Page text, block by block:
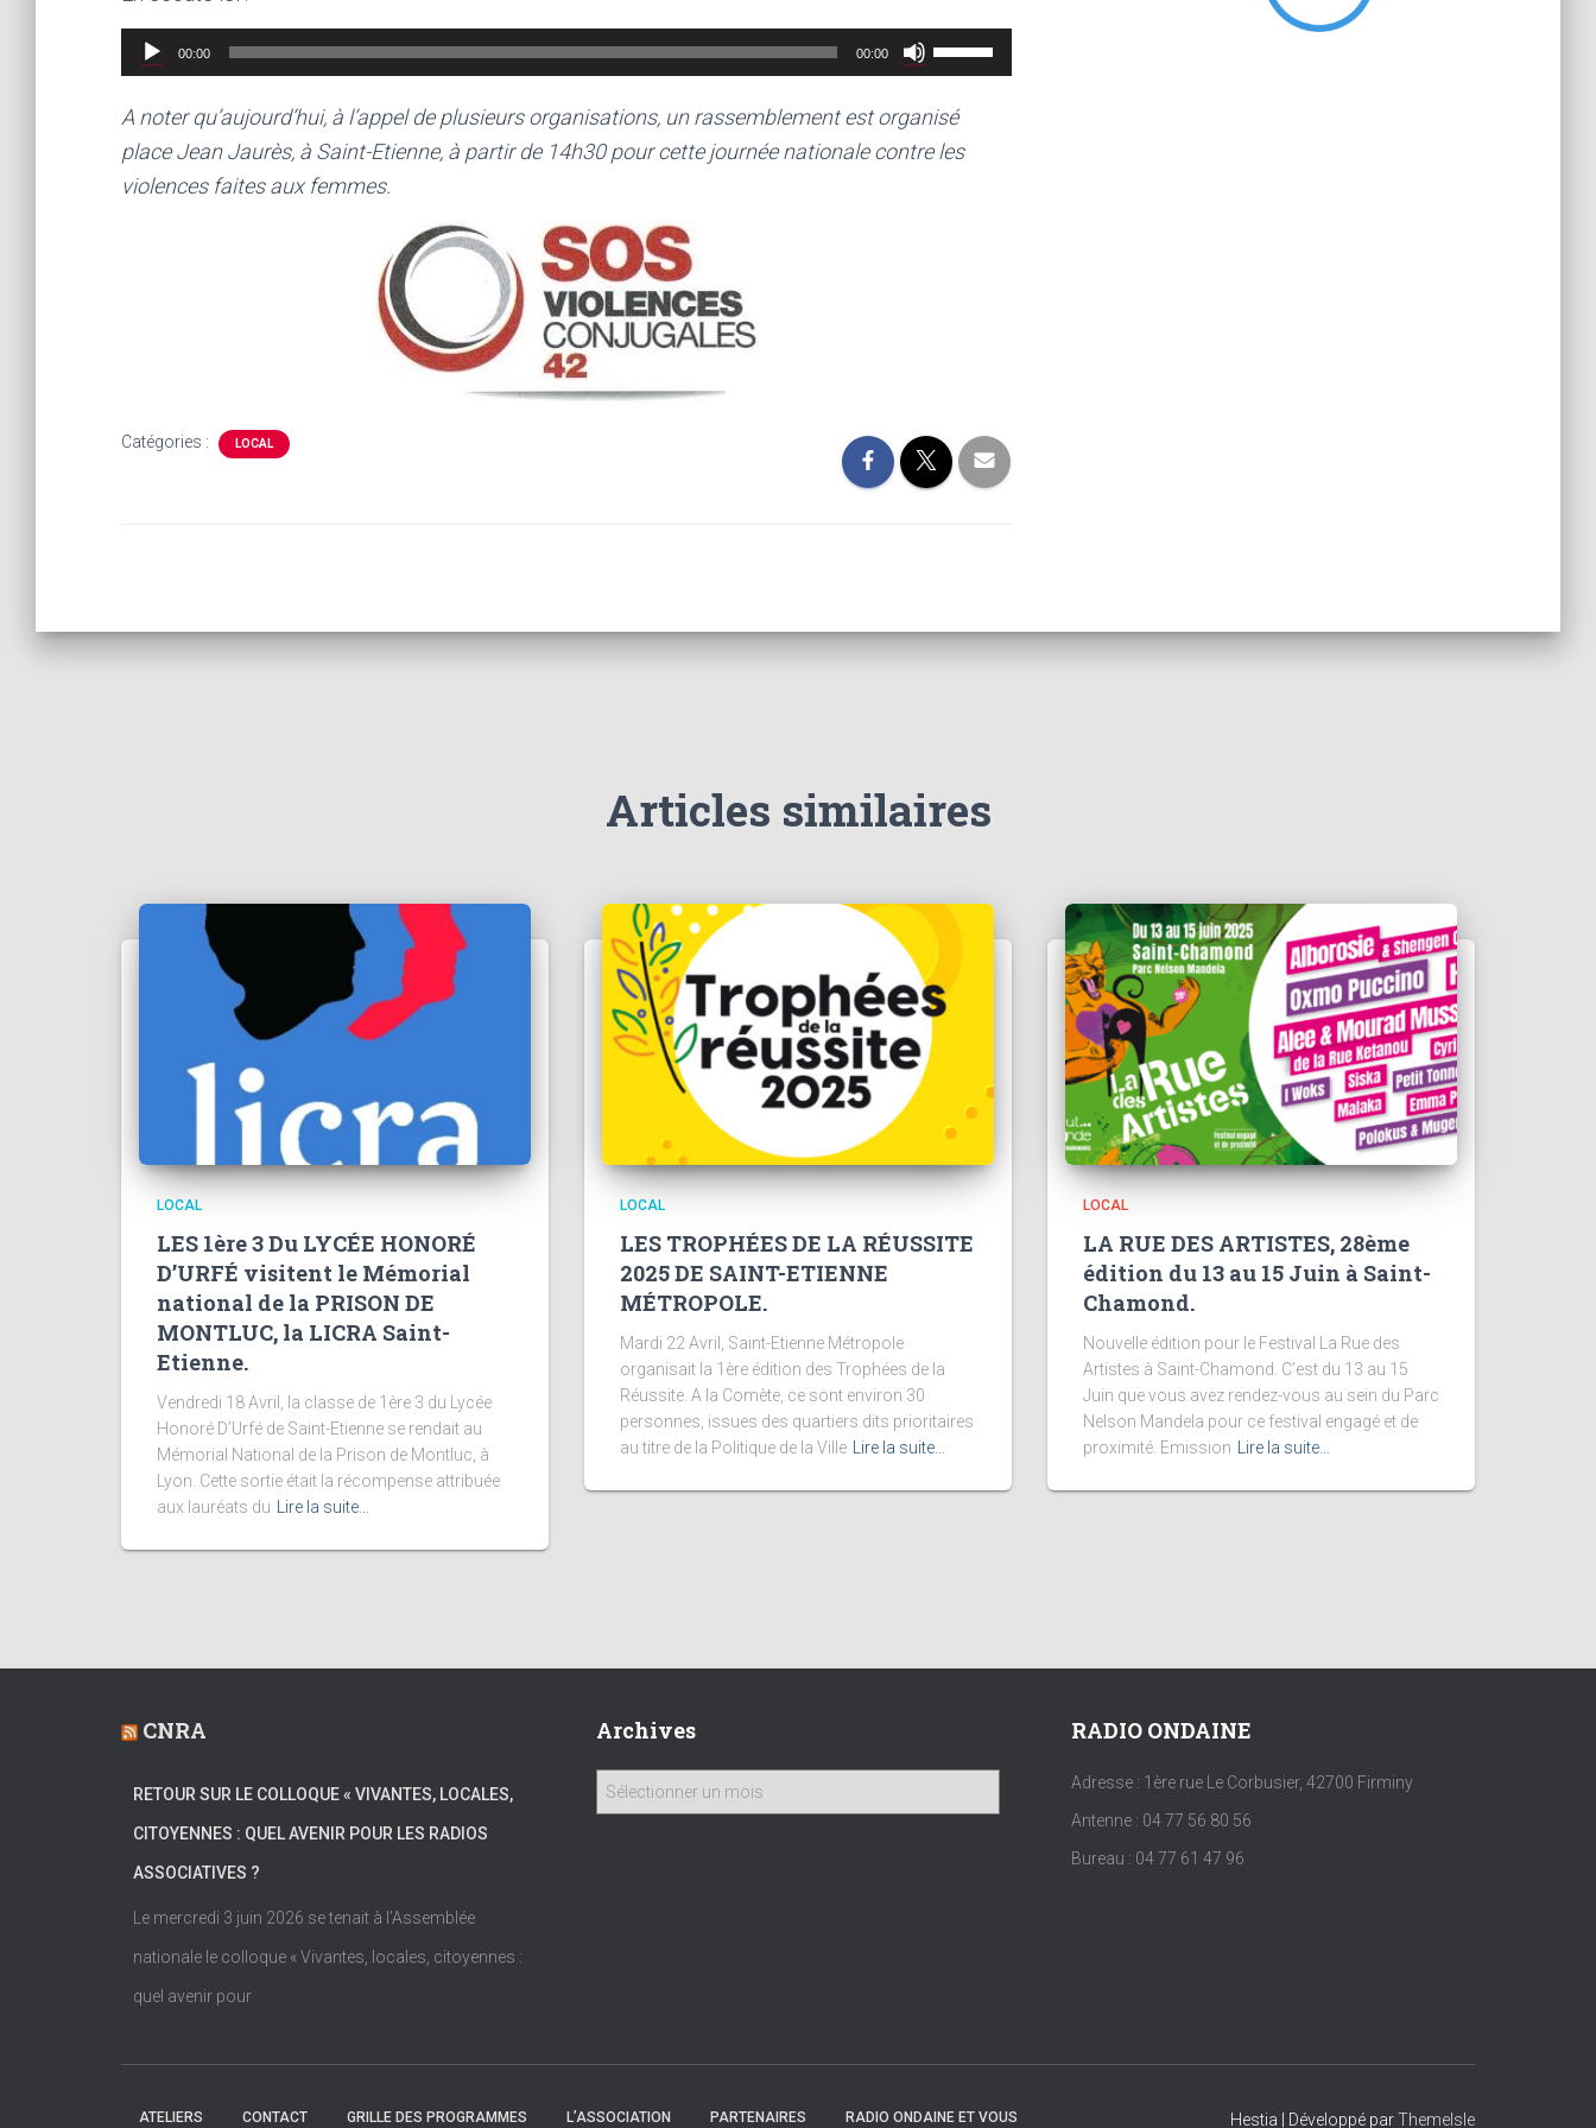
Lecteur
audio
00:00 00:00
Utilisez
les
flèches
haut/bas
A noter qu’aujourd’hui, à l’appel de plusieurs organisations, un rassemblement est organisé
place Jean Jaurès, à Saint-Etienne, à partir de 14h30 pour cette journée nationale contre les
violences faites aux femmes.
Catégories : LOCAL
Articles similaires
LOCAL
LES 1ère 3 Du LYCÉE HONORÉ
D’URFÉ visitent le Mémorial
national de la PRISON DE
MONTLUC, la LICRA Saint-
Etienne.
Vendredi 18 Avril, la classe de 1ère 3 du Lycée
Honoré D’Urfé de Saint-Etienne se rendait au
Mémorial National de la Prison de Montluc, à
Lyon. Cette sortie était la récompense attribuée
aux lauréats du
Lire la suite…
LOCAL
LES TROPHÉES DE LA RÉUSSITE
2025 DE SAINT-ETIENNE
MÉTROPOLE.
Mardi 22 Avril, Saint-Etienne Métropole
organisait la 1ère édition des Trophées de la
Réussite. A la Comète, ce sont environ 30
personnes, issues des quartiers dits prioritaires
au titre de la Politique de la Ville
Lire la suite…
LOCAL
LA RUE DES ARTISTES, 28ème
édition du 13 au 15 Juin à Saint-
Chamond.
Nouvelle édition pour le Festival La Rue des
Artistes à Saint-Chamond. C’est du 13 au 15
Juin que vous avez rendez-vous au sein du Parc
Nelson Mandela pour ce festival engagé et de
proximité. Emission
Lire la suite…
CNRA
RETOUR SUR LE COLLOQUE « VIVANTES, LOCALES,
CITOYENNES : QUEL AVENIR POUR LES RADIOS
ASSOCIATIVES ?
Le mercredi 3 juin 2026 se tenait à l’Assemblée
nationale le colloque « Vivantes, locales, citoyennes :
quel avenir pour
Archives RADIO ONDAINE
Adresse : 1ère rue Le Corbusier, 42700 Firminy
Antenne : 04 77 56 80 56
Bureau : 04 77 61 47 96
ATELIERS CONTACT GRILLE DES PROGRAMMES L’ASSOCIATION PARTENAIRES RADIO ONDAINE ET VOUS Hestia | Développé parThemeIsle